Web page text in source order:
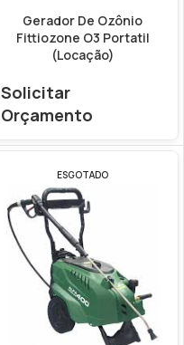
Gerador De Ozônio
Fittiozone O3 Portatil
(Locação)
Solicitar
Orçamento
ESGOTADO